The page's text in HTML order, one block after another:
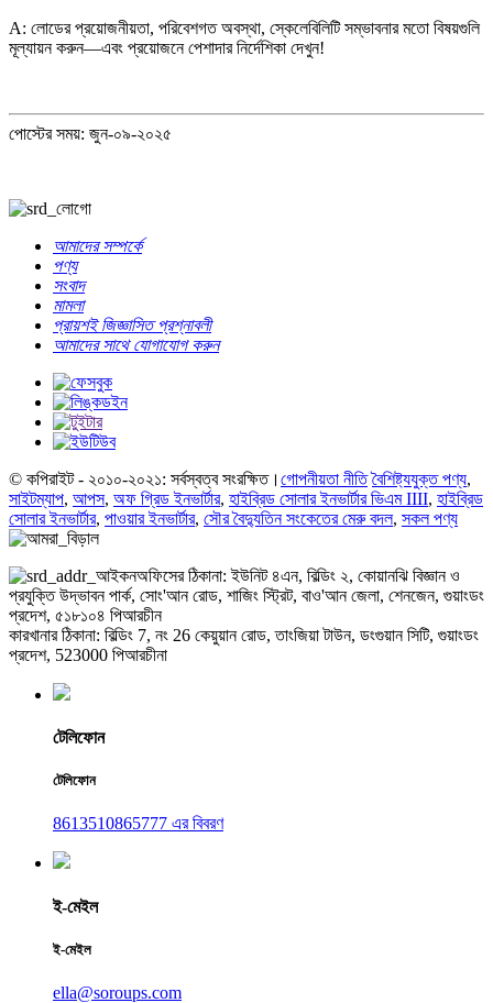
A: লোডের প্রয়োজনীয়তা, পরিবেশগত অবস্থা, স্কেলেবিলিটি সম্ভাবনার মতো বিষয়গুলি
মূল্যায়ন করুন—এবং প্রয়োজনে পেশাদার নির্দেশিকা দেখুন!
পোস্টের সময়: জুন-০৯-২০২৫
আমাদের সম্পর্কে
পণ্য
সংবাদ
মামলা
প্রায়শই জিজ্ঞাসিত প্রশ্নাবলী
আমাদের সাথে যোগাযোগ করুন
© কপিরাইট - ২০১০-২০২১: সর্বস্বত্ব সংরক্ষিত। গোপনীয়তা নীতি বৈশিষ্ট্যযুক্ত পণ্য,
সাইটম্যাপ, আপস, অফ গ্রিড ইনভার্টার, হাইব্রিড সোলার ইনভার্টার ভিএম IIII, হাইব্রিড
সোলার ইনভার্টার, পাওয়ার ইনভার্টার, সৌর বৈদ্যুতিন সংকেতের মেরু বদল, সকল পণ্য
অফিসের ঠিকানা: ইউনিট ৪এন, বিল্ডিং ২, কোয়ানঝি বিজ্ঞান ও
প্রযুক্তি উদ্ভাবন পার্ক, সোং'আন রোড, শাজিং স্ট্রিট, বাও'আন জেলা, শেনজেন, গুয়াংডং
প্রদেশ, ৫১৮১০৪ পিআরচীন
কারখানার ঠিকানা: বিল্ডিং 7, নং 26 কেয়ুয়ান রোড, তাংজিয়া টাউন, ডংগুয়ান সিটি, গুয়াংডং
প্রদেশ, 523000 পিআরচীনা
টেলিফোন
টেলিফোন
8613510865777 এর বিবরণ
ই-মেইল
ই-মেইল
ella@soroups.com